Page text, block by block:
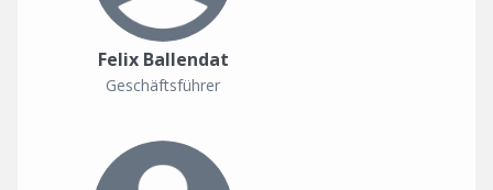
Felix Ballendat
Geschäftsführer